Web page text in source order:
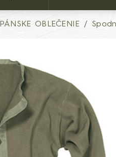
PÁNSKE OBLEČENIE